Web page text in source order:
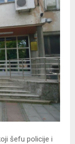
šefu policije i